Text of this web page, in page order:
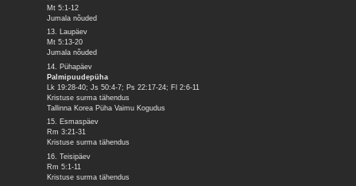
Mt 5:1-12
Jumala nõuded
13. Laupäev
Mt 5:13-20
Jumala nõuded
14. Pühapäev
Palmipuudepüha
Lk 19:28-40; Js 50:4-7; Ps 22:17-24; Fl 2:6-11
Kristuse surma tähendus
Tallinna Korea Püha Vaimu Kogudus
15. Esmaspäev
Rm 3:21-31
Kristuse surma tähendus
16. Teisipäev
Rm 5:1-11
Kristuse surma tähendus